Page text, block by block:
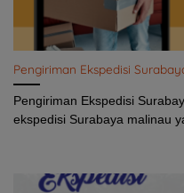
Pengiriman Ekspedisi
Pengiriman Ekspedisi
ekspedisi Surabaya malinau